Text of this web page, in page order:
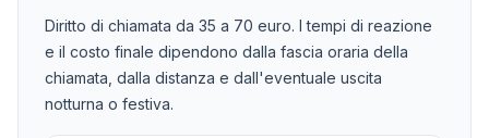
Diritto di chiamata da 35 a 70 euro. I tempi di reazione
e il costo finale dipendono dalla fascia oraria della
chiamata, dalla distanza e dall'eventuale uscita
notturna o festiva.